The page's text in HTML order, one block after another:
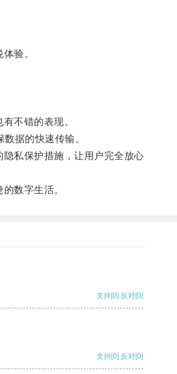
验。
不错的表现。
据的快速传输。
私保护措施，让用户完全放心
数字生活。
支持[0] 反对[0]
支持[0] 反对[0]